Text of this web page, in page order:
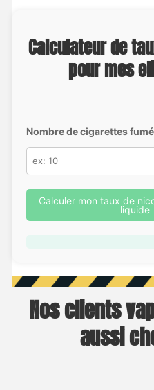
Calculateur de
pour mes
Nombre de cigarettes
Calculer mon taux de
liquide
Nos clients
aussi